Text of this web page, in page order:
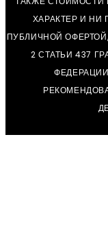
ХАРАКТЕР И НИ
ПУБЛИЧНОЙ
2 СТАТЬИ 437